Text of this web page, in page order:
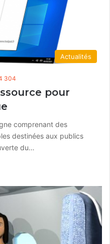
Actualités
304
pour
comprenant des
destinées aux publics
du…